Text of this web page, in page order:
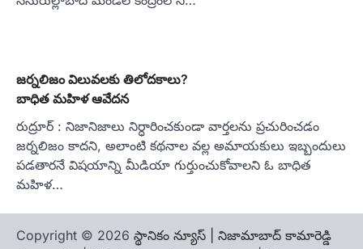
జర్నలిజం విలువలకు తిలోదకాలు?
బాధిత మహిళ ఆవేదన
రుద్రూర్ : నిజానిజాలు నిర్ధారించకుండా వార్తలను ప్రచురించడం
జర్నలిజం కాదని, అలాంటి కథనాల వల్ల అమాయకులు ఇబ్బందులు
పడతారనే విషయాన్ని మీడియా గుర్తుంచుకోవాలని ఓ బాధిత
మహిళ…
Copyright © 2026 స్థానికం న్యూస్ | నిజామాబాద్ కామారెడ్డి